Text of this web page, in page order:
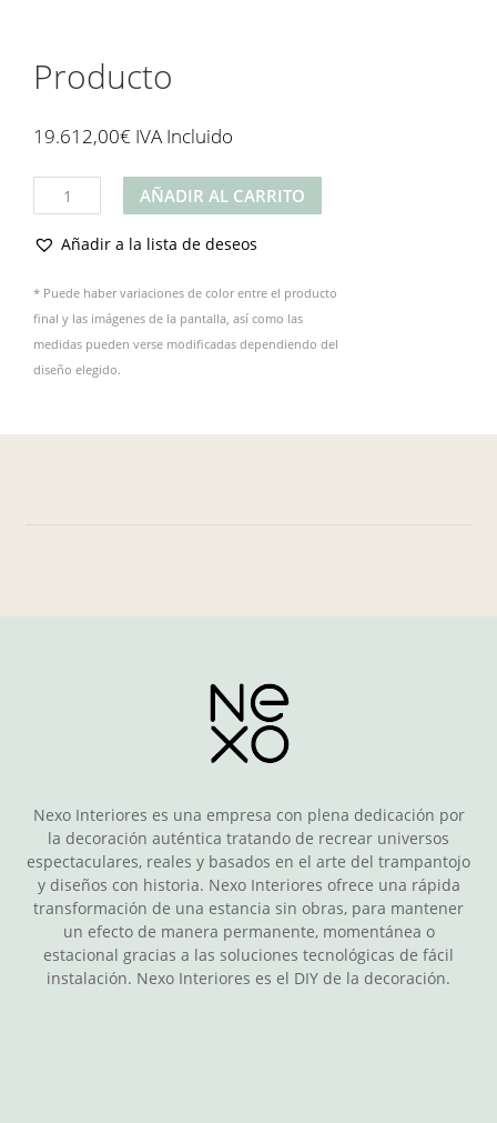
Producto
19.612,00€ IVA Incluido
Producto
cantidad
AÑADIR AL CARRITO
Añadir a la lista de deseos
* Puede haber variaciones de color entre el producto
final y las imágenes de la pantalla, así como las
medidas pueden verse modificadas dependiendo del
diseño elegido.
Nexo Interiores es una empresa con plena dedicación por
la decoración auténtica tratando de recrear universos
espectaculares, reales y basados en el arte del trampantojo
y diseños con historia. Nexo Interiores ofrece una rápida
transformación de una estancia sin obras, para mantener
un efecto de manera permanente, momentánea o
estacional gracias a las soluciones tecnológicas de fácil
instalación. Nexo Interiores es el DIY de la decoración.